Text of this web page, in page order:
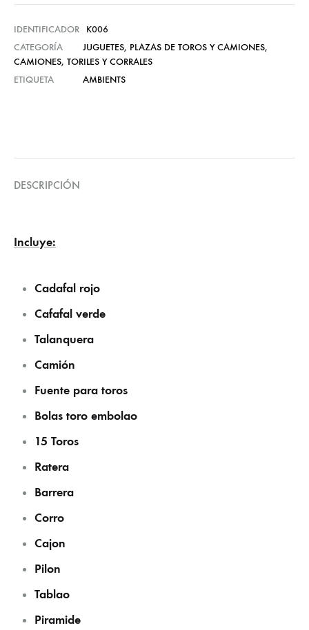
IDENTIFICADOR
K006
CATEGORÍA
JUGUETES, PLAZAS DE TOROS Y CAMIONES,
CAMIONES, TORILES Y CORRALES
ETIQUETA
AMBIENTS
DESCRIPCIÓN
Incluye:
Cadafal rojo
Cafafal verde
Talanquera
Camión
Fuente para toros
Bolas toro embolao
15 Toros
Ratera
Barrera
Corro
Cajon
Pilon
Tablao
Piramide